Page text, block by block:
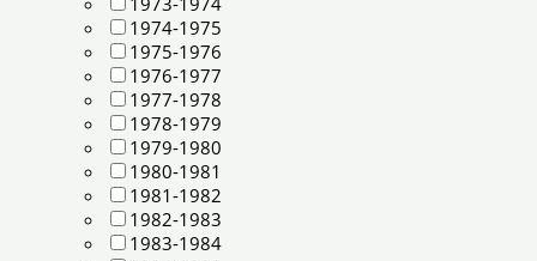
1974-1975
1975-1976
1976-1977
1977-1978
1978-1979
1979-1980
1980-1981
1981-1982
1982-1983
1983-1984